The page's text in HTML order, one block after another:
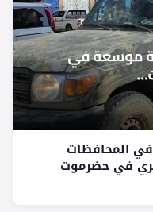
المحافظات
في حضرموت